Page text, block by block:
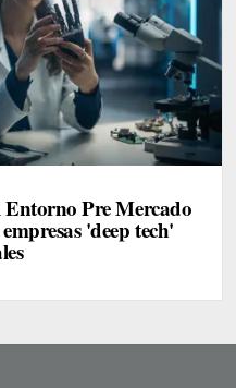
Entorno Pre Mercado
'deep tech'